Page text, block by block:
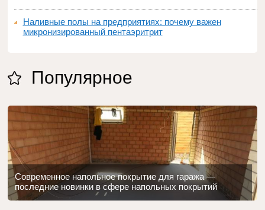
Наливные полы на предприятиях: почему важен
микронизированный пентаэритрит
Популярное
Современное напольное покрытие для гаража —
последние новинки в сфере напольных покрытий